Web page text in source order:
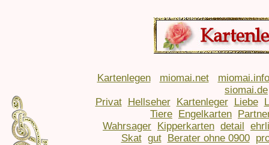
Kartenlegen miomai.net
miomai.info
siomai.de
Privat
Hellseher Kartenleger Liebe
Tiere
Engelkarten
Wahrsager
Kipperkarten detail
Skat gut Berater ohne 0900